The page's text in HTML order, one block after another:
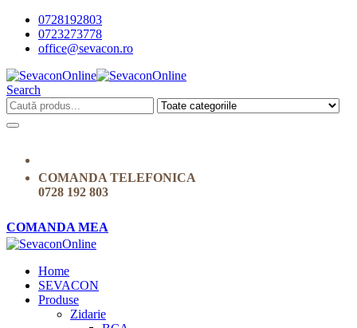
0728192803
0723273778
office@sevacon.ro
Search
COMANDA TELEFONICA
0728 192 803
COMANDA MEA
Home
SEVACON
Produse
Zidarie